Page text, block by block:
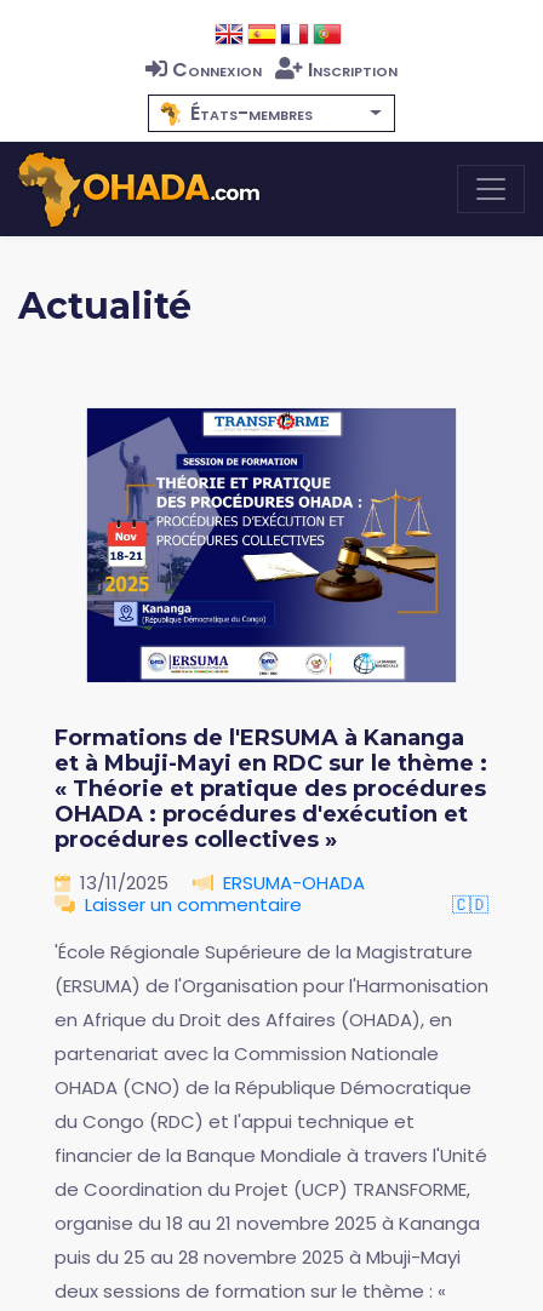
Connexion
Inscription
États-membres
Actualité
Formations de l'ERSUMA à Kananga
et à Mbuji-Mayi en RDC sur le thème :
« Théorie et pratique des procédures
OHADA : procédures d'exécution et
procédures collectives »
13/11/2025
ERSUMA-OHADA
Laisser un commentaire
🇨🇩
'École Régionale Supérieure de la Magistrature
(ERSUMA) de l'Organisation pour l'Harmonisation
en Afrique du Droit des Affaires (OHADA), en
partenariat avec la Commission Nationale
OHADA (CNO) de la République Démocratique
du Congo (RDC) et l'appui technique et
financier de la Banque Mondiale à travers l'Unité
de Coordination du Projet (UCP) TRANSFORME,
organise du 18 au 21 novembre 2025 à Kananga
puis du 25 au 28 novembre 2025 à Mbuji-Mayi
deux sessions de formation sur le thème : «